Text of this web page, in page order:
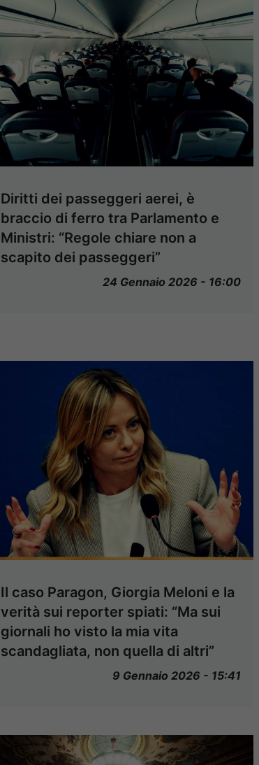
Diritti dei passeggeri aerei, è
braccio di ferro tra Parlamento e
Ministri: “Regole chiare non a
scapito dei passeggeri”
24 Gennaio 2026 - 16:00
Il caso Paragon, Giorgia Meloni e la
verità sui reporter spiati: “Ma sui
giornali ho visto la mia vita
scandagliata, non quella di altri”
9 Gennaio 2026 - 15:41